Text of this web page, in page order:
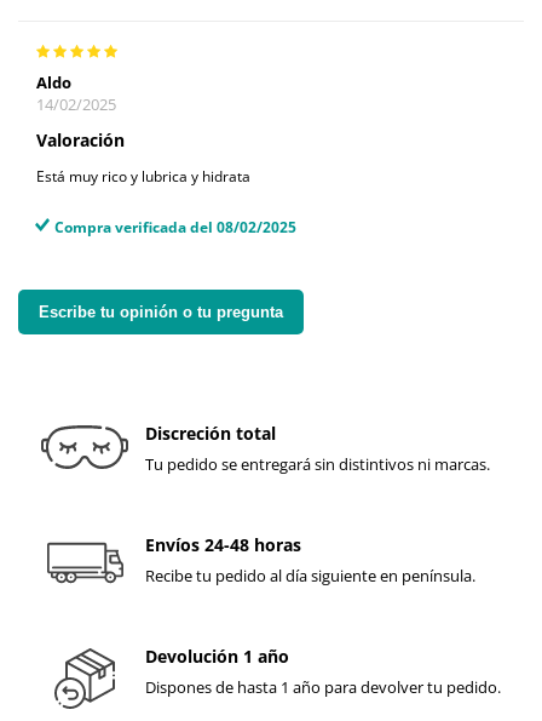
Aldo
14/02/2025
Valoración
Está muy rico y lubrica y hidrata
Compra verificada del 08/02/2025
Escribe tu opinión o tu pregunta
Discreción total
Tu pedido se entregará sin distintivos ni marcas.
Envíos 24-48 horas
Recibe tu pedido al día siguiente en península.
Devolución 1 año
Dispones de hasta 1 año para devolver tu pedido.